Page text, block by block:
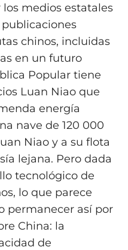
medios estatales
chinos, incluidas
en un futuro
Popular tiene
Luan Niao que
energía
nave de 120 000
Niao y a su flota
lejana. Pero dada
tecnológico de
lo que parece
permanecer así por
China: la
de